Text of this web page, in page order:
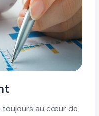
toujours au cœur de